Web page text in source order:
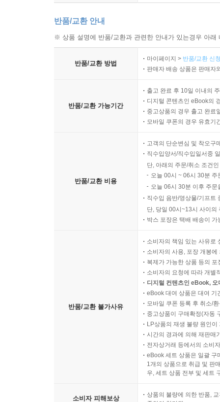
반품/교환 안내
※ 상품 설명에 반품/교환과 관련한 안내가 있는경우 아
반품/교환 방법
마이페이지 > 반품/교환 신
판매자 배송 상품은 판매자
반품/교환 가능기간
출고 완료 후 10일 이내의
디지털 콘텐츠인 eBook의
중고상품의 경우 출고 완료
모바일 쿠폰의 경우 유효기
반품/교환 비용
고객의 단순변심 및 착오구
직수입양서/직수입일서중
단, 아래의 주문/취소 조건
오늘 00시 ~ 06시 30분
오늘 06시 30분 이후 주
직수입 음반/영상물/기프트
단, 당일 00시~13시 사이의
박스 포장은 택배 배송이
반품/교환 불가사유
소비자의 책임 있는 사유로
소비자의 사용, 포장 개봉
복제가 가능한 상품 등의
소비자의 요청에 따라 개별
디지털 컨텐츠인 eBook,
eBook 대여 상품은 대여 기
모바일 쿠폰 등록 후 취소/
중고상품이 구매확정(자동
LP상품의 재생 불량 원인
시간의 경과에 의해 재판매
전자상거래 등에서의 소비
eBook 세트 상품은 일괄 구
1개의 상품으로 취급 및 판
우, 세트 상품 전부 및 세트
소비자 피해보상
상품의 불량에 의한 반품,